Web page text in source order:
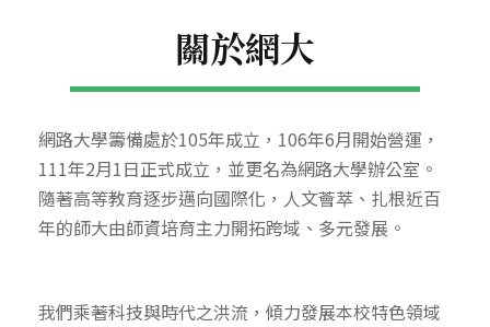
關於網大
網路大學籌備處於105年成立，106年6月開始營運，
111年2月1日正式成立，並更名為網路大學辦公室。
隨著高等教育逐步邁向國際化，人文薈萃、扎根近百
年的師大由師資培育主力開拓跨域、多元發展。
我們乘著科技與時代之洪流，傾力發展本校特色領域